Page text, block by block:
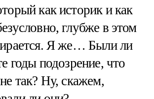
как историк и как
глубже в этом
Я же… Были ли
годы подозрение, что
так? Ну, скажем,